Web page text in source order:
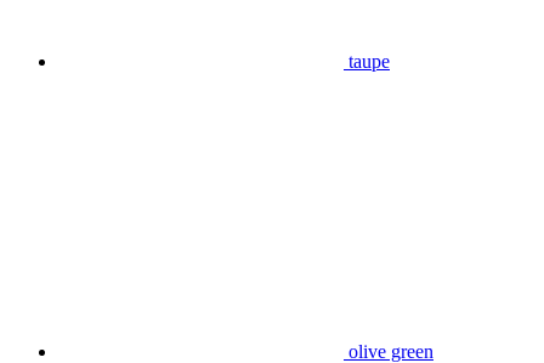
taupe
olive green